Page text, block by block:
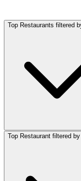
Top Restaurants filtered
Top Restaurant filtered